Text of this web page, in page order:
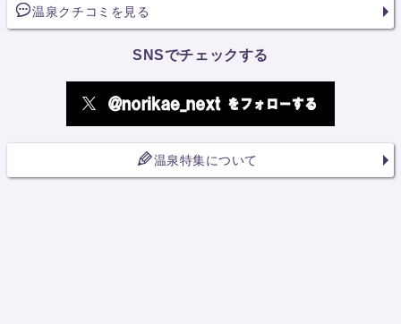
温泉クチコミを見る
SNSでチェックする
温泉特集について